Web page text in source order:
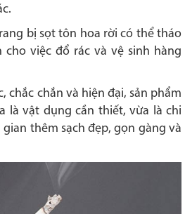
bị sọt tôn hoa rời có thể tháo
cho việc đổ rác và vệ sinh hàng
chắc chắn và hiện đại, sản phẩm
là vật dụng cần thiết, vừa là chi
thêm sạch đẹp, gọn gàng và